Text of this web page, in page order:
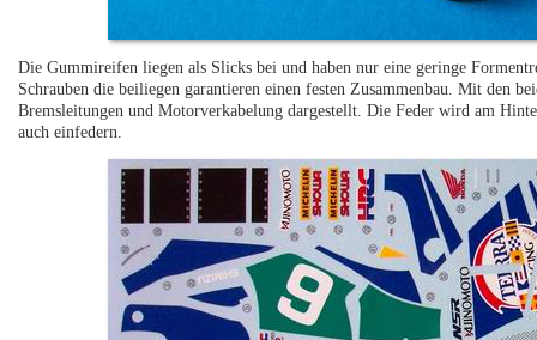
Die Gummireifen liegen als Slicks bei und haben nur eine geringe
Schrauben die beiliegen garantieren einen festen Zusammenbau. Mit den
Bremsleitungen und Motorverkabelung dargestellt. Die Feder wird am
auch einfedern.